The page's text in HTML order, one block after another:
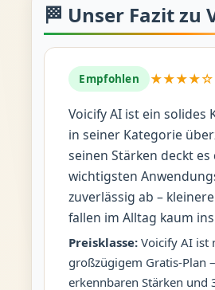
🏁 Unser Fazit zu
Empfohlen ★★★★☆
Voicify AI ist ein solides
in seiner Kategorie
seinen Stärken deckt es
wichtigsten
zuverlässig ab –
fallen im Alltag kaum
Preisklasse:Voicify AI ist
großzügigem Gratis-Plan
erkennbaren Stärken und